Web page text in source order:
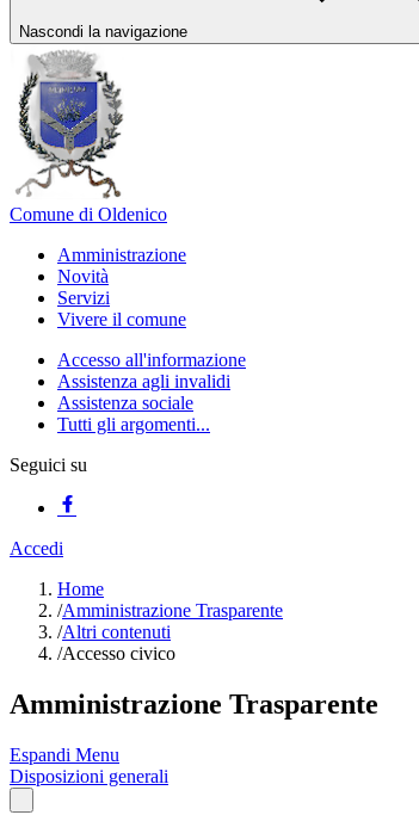
Nascondi la navigazione
Comune di Oldenico
Amministrazione
Novità
Servizi
Vivere il comune
Accesso all'informazione
Assistenza agli invalidi
Assistenza sociale
Tutti gli argomenti...
Seguici su
Accedi
Home
/Amministrazione Trasparente
/Altri contenuti
/Accesso civico
Amministrazione Trasparente
Espandi Menu
Disposizioni generali